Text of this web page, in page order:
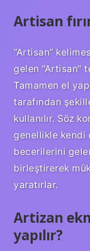
Artisan
“Artisan”
gelen “Artisan”
Tamamen el
tarafından
kullanılır. Söz
genellikle kendi
becerilerini
birleştirerek
yaratırlar.
Artizan
yapılır?